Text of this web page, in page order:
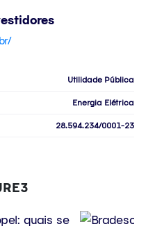
Utilidade Pública
Energia Elétrica
28.594.234/0001-23